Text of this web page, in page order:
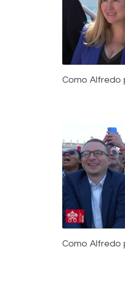
Como Alfredo
Como Alfredo